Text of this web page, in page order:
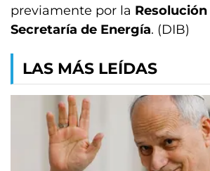
previamente por la
Secretaría de Energía. (DIB)
LAS MÁS LEÍDAS